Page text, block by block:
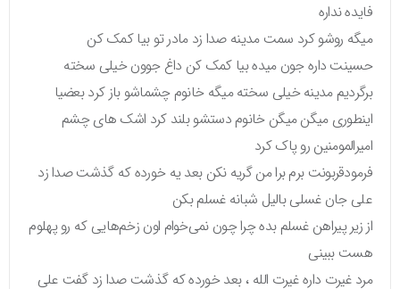
فایده نداره
میگه روشو کرد سمت مدینه صدا زد مادر تو بیا کمک کن
حسینت داره جون میده بیا کمک کن داغ جوون خیلی سخته
برگردیم مدینه خیلی سخته میگه خانوم چشماشو باز کرد بعضیا
اینطوری میگن میگن خانوم دستشو بلند کرد اشک های چشم
امیرالمومنین رو پاک کرد
فرمودقربونت برم برا من گریه نکن بعد یه خورده که گذشت صدا زد
علی جان غسلی بالیل شبانه غسلم بکن
از زیر پیراهن غسلم بده چرا چون نمی‌خوام اون زخم‌هایی که رو پهلوم
هست ببینی
مرد غیرت داره غیرت الله ، بعد خورده که گذشت صدا زد گفت علی